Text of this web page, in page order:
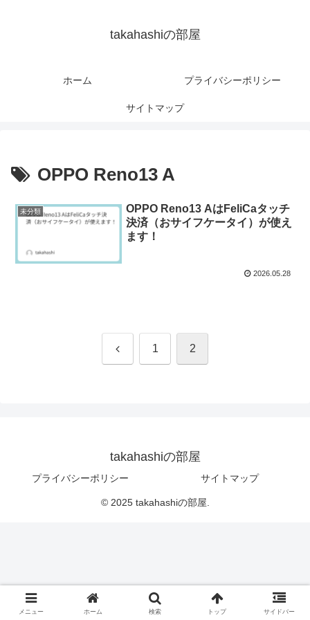
takahashiの部屋
ホーム プライバシーポリシー
サイトマップ
OPPO Reno13 A
未分類
OPPO Reno13 AはFeliCaタッチ
決済（おサイフケータイ）が使え
ます！
2026.05.28
前 1 2
takahashiの部屋
プライバシーポリシー サイトマップ
© 2025 takahashiの部屋.
メニュー ホーム 検索 トップ サイドバー